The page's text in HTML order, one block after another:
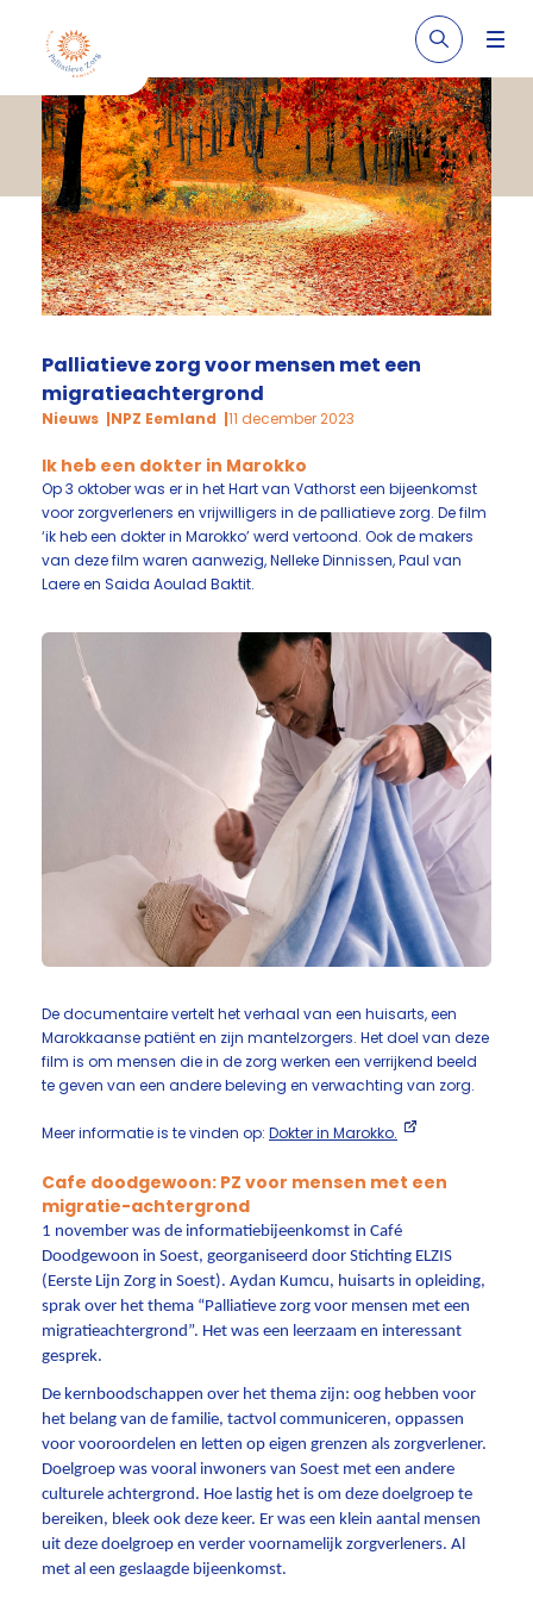
Palliatieve zorg voor mensen met een
migratieachtergrond
Nieuws NPZ Eemland 11 december 2023
Ik heb een dokter in Marokko
Op 3 oktober was er in het Hart van Vathorst een bijeenkomst
voor zorgverleners en vrijwilligers in de palliatieve zorg. De film
‘ik heb een dokter in Marokko’ werd vertoond. Ook de makers
van deze film waren aanwezig, Nelleke Dinnissen, Paul van
Laere en Saida Aoulad Baktit.
De documentaire vertelt het verhaal van een huisarts, een
Marokkaanse patiënt en zijn mantelzorgers. Het doel van deze
film is om mensen die in de zorg werken een verrijkend beeld
te geven van een andere beleving en verwachting van zorg.
Meer informatie is te vinden op: Dokter in Marokko.
Cafe doodgewoon: PZ voor mensen met een
migratie-achtergrond
1 november was de informatiebijeenkomst in Café
Doodgewoon in Soest, georganiseerd door Stichting ELZIS
(Eerste Lijn Zorg in Soest). Aydan Kumcu, huisarts in opleiding,
sprak over het thema “Palliatieve zorg voor mensen met een
migratieachtergrond”. Het was een leerzaam en interessant
gesprek.
De kernboodschappen over het thema zijn: oog hebben voor
het belang van de familie, tactvol communiceren, oppassen
voor vooroordelen en letten op eigen grenzen als zorgverlener.
Doelgroep was vooral inwoners van Soest met een andere
culturele achtergrond. Hoe lastig het is om deze doelgroep te
bereiken, bleek ook deze keer. Er was een klein aantal mensen
uit deze doelgroep en verder voornamelijk zorgverleners. Al
met al een geslaagde bijeenkomst.